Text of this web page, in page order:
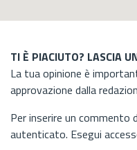
TI È PIACIUTO? LASCIA
La tua opinione è
approvazione dalla
Per inserire un commento
autenticato. Esegui